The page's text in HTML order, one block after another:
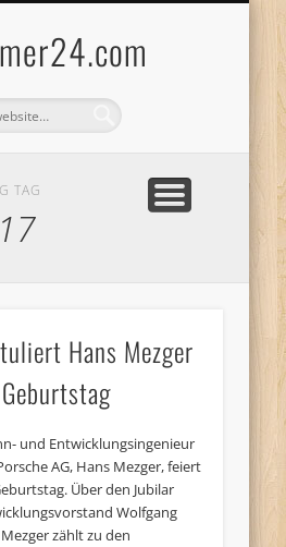
TAG
Hans Mezger
und Entwicklungsingenieur
AG, Hans Mezger, feiert
Über den Jubilar
Wolfgang
zählt zu den